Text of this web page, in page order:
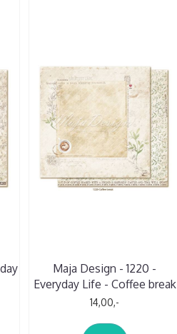
Maja Design - 1220 -
Everyday Life - Coffee break
14,00,-